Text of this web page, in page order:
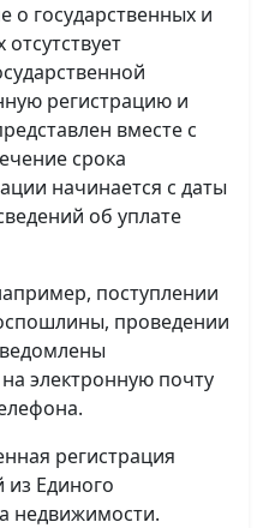
государственных и
регистрацию и
вместе с
срока
начинается с даты
об уплате
поступлении
проведении
электронную почту
регистрация
из Единого
недвижимости.